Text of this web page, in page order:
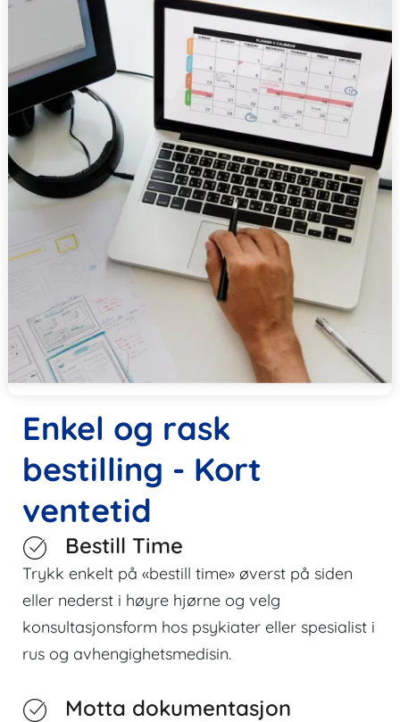
Enkel og rask
bestilling - Kort
ventetid
Bestill Time
Trykk enkelt på «bestill time» øverst på siden
eller nederst i høyre hjørne og velg
konsultasjonsform hos psykiater eller spesialist i
rus og avhengighetsmedisin.
Motta dokumentasjon